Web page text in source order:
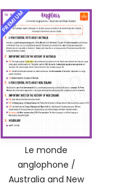
PREMIUM
Le monde
anglophone /
Australia and New